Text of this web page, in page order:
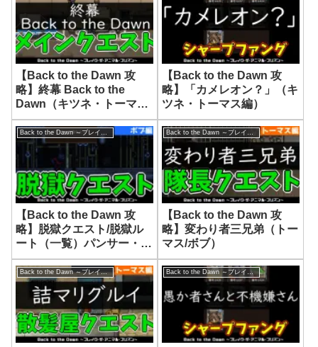
【Back to the Dawn 攻
略】終幕 Back to the
Dawn（キツネ・トーマス
編）
【Back to the Dawn 攻
略】「カメレオン？」（キ
ツネ・トーマス編）
Back to the Dawn ～ブレイク･ザ･アニマル･プリズン～
【Back to the Dawn 攻
略】脱獄クエスト/脱獄ル
ート（一覧）パンサー・ボ
ブ編
Back to the Dawn ～ブレイク･ザ･アニマル･プリズン～
【Back to the Dawn 攻
略】変わり者三兄弟（トー
マス/ボブ）
Back to the Dawn ～ブレイク･ザ･アニマル･プリズン～ Back to the Dawn ～ブレイク･ザ･アニマル･プリズン～